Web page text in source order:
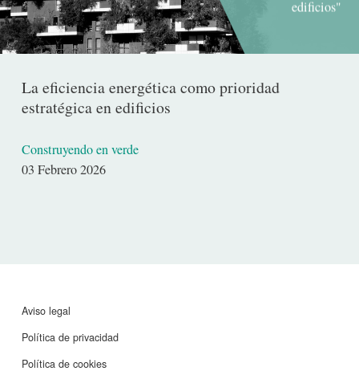
edificios"
La eficiencia energética como prioridad
estratégica en edificios
Construyendo en verde
Fecha03 Febrero 2026
Aviso legal
Política de privacidad
Política de cookies